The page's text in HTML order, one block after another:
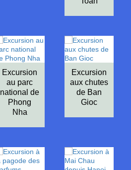
Excursion
au parc
national de
Phong
Nha
Excursion
aux chutes
de Ban
Gioc